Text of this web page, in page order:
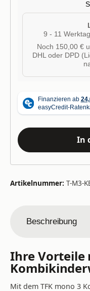
9 - 11
Noch 150,00 €
DHL oder DPD
In
Artikelnummer: T-M3-
Beschreibung
Ihre Vorteile
Mit dem TFK mono 3